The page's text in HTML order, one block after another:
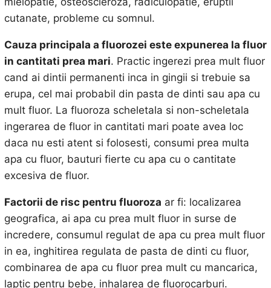
cutanate, probleme cu somnul.
Cauza principala a fluorozei este expunerea la fluor
in cantitati prea mari. Practic ingerezi prea mult fluor
cand ai dintii permanenti inca in gingii si trebuie sa
erupa, cel mai probabil din pasta de dinti sau apa cu
mult fluor. La fluoroza scheletala si non-scheletala
ingerarea de fluor in cantitati mari poate avea loc
daca nu esti atent si folosesti, consumi prea multa
apa cu fluor, bauturi fierte cu apa cu o cantitate
excesiva de fluor.
Factorii de risc pentru fluoroza ar fi: localizarea
geografica, ai apa cu prea mult fluor in surse de
incredere, consumul regulat de apa cu prea mult fluor
in ea, inghitirea regulata de pasta de dinti cu fluor,
combinarea de apa cu fluor prea mult cu mancarica,
laptic pentru bebe, inhalarea de fluorocarburi.